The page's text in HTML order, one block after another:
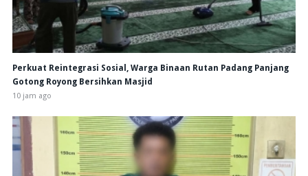
Perkuat Reintegrasi Sosial, Warga Binaan Rutan Padang Panjang
Gotong Royong Bersihkan Masjid
10 jam ago